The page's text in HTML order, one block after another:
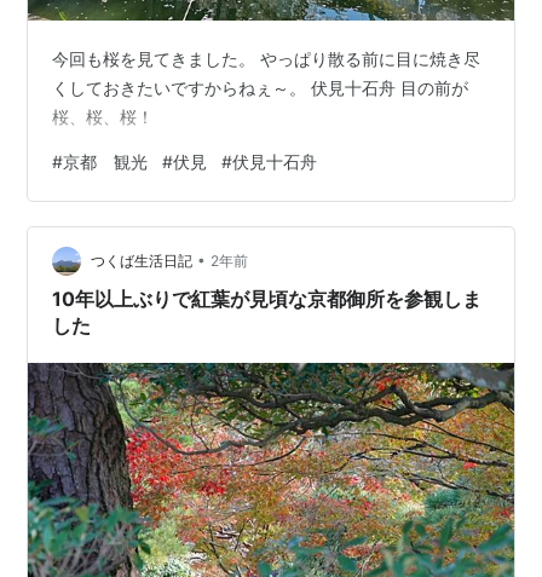
今回も桜を見てきました。 やっぱり散る前に目に焼き尽
くしておきたいですからねぇ～。 伏見十石舟 目の前が
桜、桜、桜！
#京都 観光 #伏見 #伏見十石舟
つくば生活日記 • 2年前
10年以上ぶりで紅葉が見頃な京都御所を参観しま
した